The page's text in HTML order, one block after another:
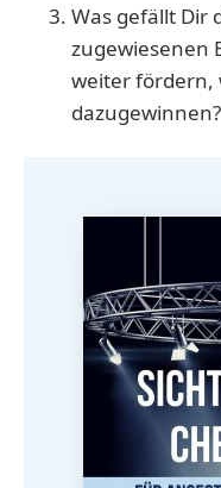
Was gefällt Dir
zugewiesenen
weiter fördern,
dazugewinnen?